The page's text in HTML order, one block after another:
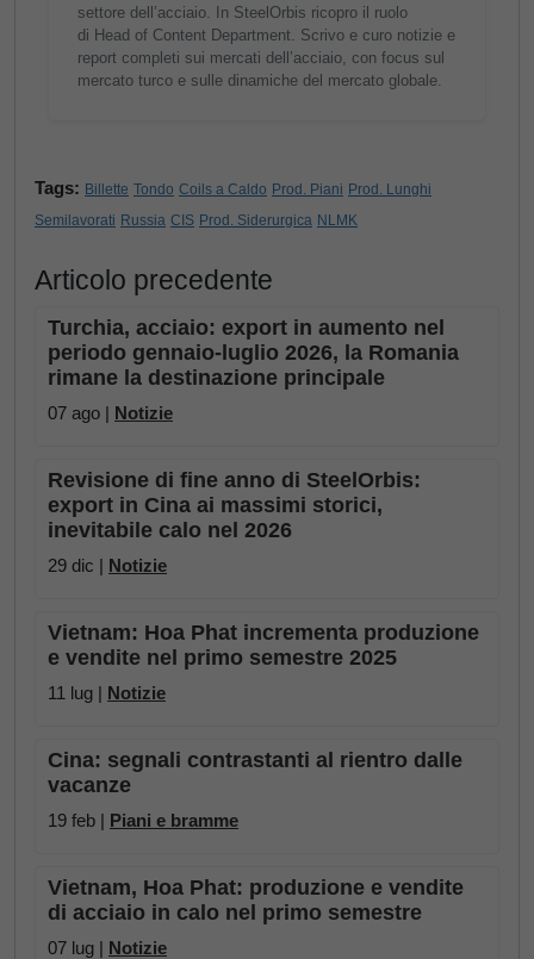
settore dell’acciaio. In SteelOrbis ricopro il ruolo
di Head of Content Department. Scrivo e curo notizie e
report completi sui mercati dell’acciaio, con focus sul
mercato turco e sulle dinamiche del mercato globale.
Tags: Billette Tondo Coils a Caldo Prod. Piani Prod. Lunghi
Semilavorati Russia CIS Prod. Siderurgica NLMK
Articolo precedente
Turchia, acciaio: export in aumento nel
periodo gennaio-luglio 2026, la Romania
rimane la destinazione principale
07 ago | Notizie
Revisione di fine anno di SteelOrbis:
export in Cina ai massimi storici,
inevitabile calo nel 2026
29 dic | Notizie
Vietnam: Hoa Phat incrementa produzione
e vendite nel primo semestre 2025
11 lug | Notizie
Cina: segnali contrastanti al rientro dalle
vacanze
19 feb | Piani e bramme
Vietnam, Hoa Phat: produzione e vendite
di acciaio in calo nel primo semestre
07 lug | Notizie